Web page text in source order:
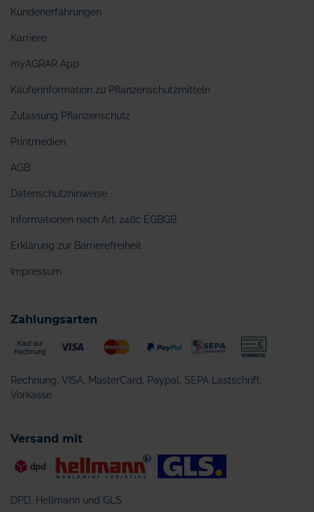
Kundenerfahrungen
Karriere
myAGRAR App
Käuferinformation zu Pflanzenschutzmitteln
Zulassung Pflanzenschutz
Printmedien
AGB
Datenschutzhinweise
Informationen nach Art. 246c EGBGB
Erklärung zur Barrierefreiheit
Impressum
Zahlungsarten
Rechnung, VISA, MasterCard, Paypal, SEPA Lastschrift,
Vorkasse
Versand mit
DPD, Hellmann und GLS